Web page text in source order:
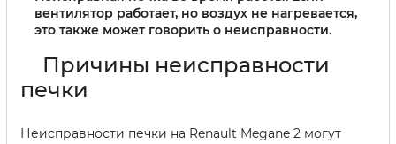
вентилятор работает, но воздух не нагревается,
это также может говорить о неисправности.
Причины неисправности
печки
Неисправности печки на Renault Megane 2 могут